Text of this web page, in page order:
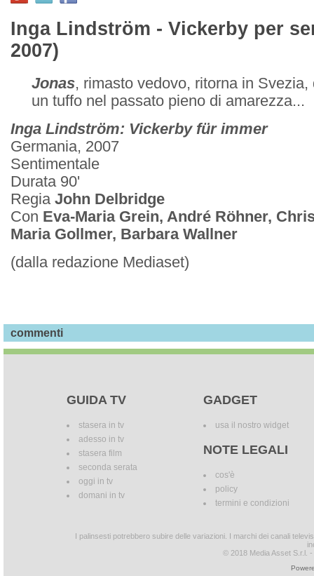
Inga Lindström - Vickerby per
2007)
Jonas, rimasto vedovo, ritorna in
un tuffo nel passato pieno di amarezza...
Inga Lindström: Vickerby für immer
Germania, 2007
Sentimentale
Durata 90'
Regia John Delbridge
Con Eva-Maria Grein, André Röhner,
Maria Gollmer, Barbara Wallner
(dalla redazione Mediaset)
commenti
GUIDA TV
stasera in tv
adesso in tv
stasera film
seconda serata
oggi in tv
domani in tv
GADGET
usa il nostro widget
NOTE LEGALI
cos'è
policy
termini e condizioni
I palinsesti potrebbero subire delle variazioni. I marchi dei canali
© 2018 Media Asset S.r.l.